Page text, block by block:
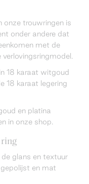
onze trouwringen is
onder andere dat
met de
18 karaat witgoud
18 karaat legering
en platina
in onze shop.
glans en textuur
en mat